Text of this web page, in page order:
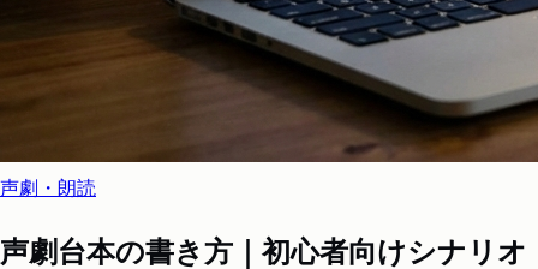
声劇・朗読
声劇台本の書き方｜初心者向けシナリオ